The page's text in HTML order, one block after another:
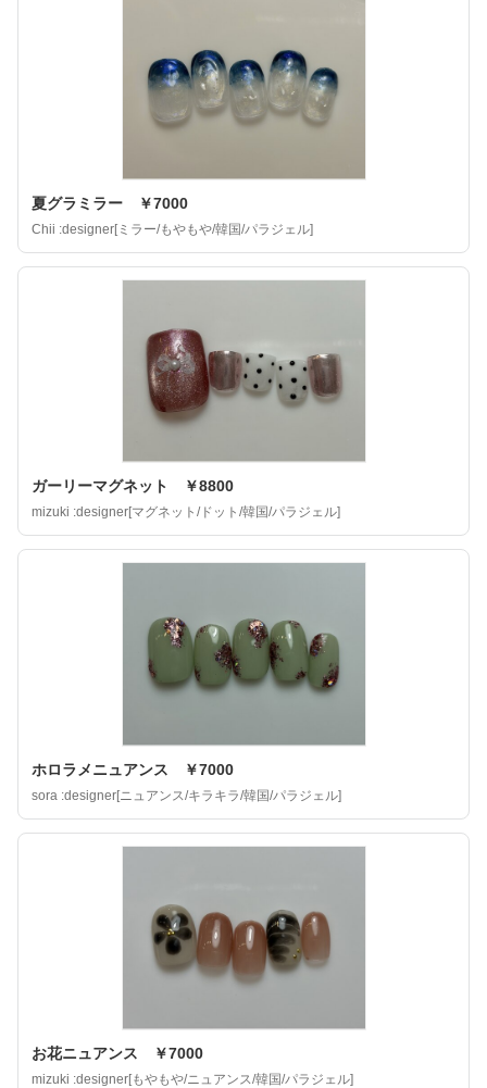
夏グラミラー ￥7000
Chii :designer[ミラー/もやもや/韓国/パラジェル]
ガーリーマグネット ￥8800
mizuki :designer[マグネット/ドット/韓国/パラジェル]
ホロラメニュアンス ￥7000
sora :designer[ニュアンス/キラキラ/韓国/パラジェル]
お花ニュアンス ￥7000
mizuki :designer[もやもや/ニュアンス/韓国/パラジェル]